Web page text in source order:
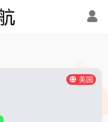
美国